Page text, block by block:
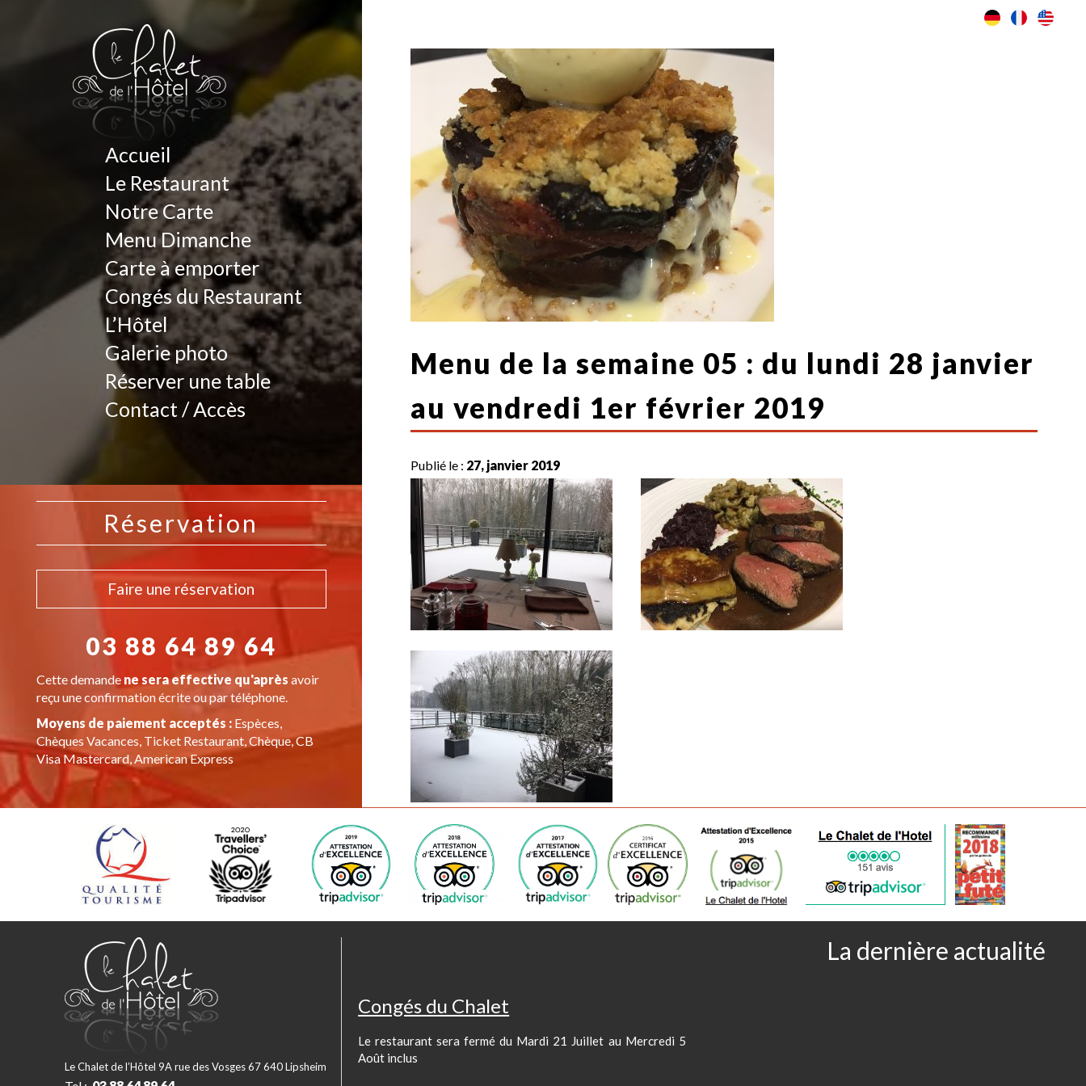
Accueil
Le Restaurant
Notre Carte
Menu Dimanche
Carte à emporter
Congés du Restaurant
L’Hôtel
Galerie photo
Réserver une table
Contact / Accès
Menu de la semaine 05 : du lundi 28 janvier
au vendredi 1er février 2019
Publié le : 27, janvier 2019
Découvrez notre Menu Gourmand à 18,00 € Entrée-Plat-Dessert ou
Petit Gourmand à 15,00 € Entrée-Plat ou Plat-Dessert
Joue de Porc Braisée au Vin Rouge, Choucroute & Pommes de Terre Vapeur
Mardi 29 janvier :
Réservation
Faire une réservation
03 88 64 89 64
Cette demande ne sera effective qu'après avoir
reçu une confirmation écrite ou par téléphone.
Moyens de paiement acceptés :Espèces,
Chèques Vacances, Ticket Restaurant, Chèque, CB
Visa Mastercard, American Express
Le Chalet de l’Hôtel 9A rue des Vosges 67 640 Lipsheim
La dernière actualité
Congés du Chalet
Le restaurant sera fermé du Mardi 21 Juillet au Mercredi 5
Août inclus